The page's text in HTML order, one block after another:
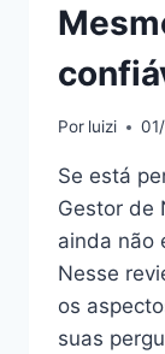
Por luizi
Se está
Gestor de
ainda não
Nesse
os
suas